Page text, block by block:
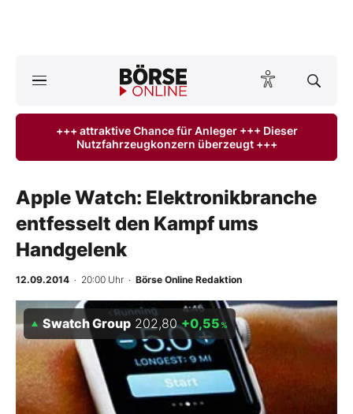
ktuelle Ausgabe BÖRSE ONLINE lesen
Finanz-Check
Abo & Shop
BO-Musterdepots
Experten
Mein B:O
+++ attraktive Chance für Anleger +++ Dieser
Nutzfahrzeugkonzern überzeugt +++
Apple Watch: Elektronikbranche
entfesselt den Kampf ums
Handgelenk
12.09.2014 · 20:00 Uhr · Börse Online Redaktion
Swatch Group 202,80 +0,55 %